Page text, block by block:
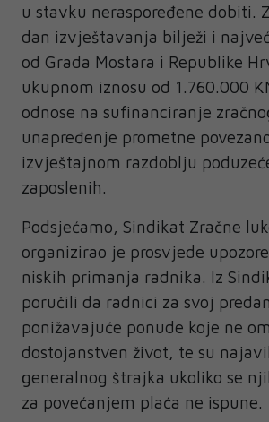
u stavku neraspoređene dobiti.
dan izvještavanja bilježi i
od Grada Mostara i Republike
ukupnom iznosu od 1.760.000
odnose na sufinanciranje
unapređenje prometne
izvještajnom razdoblju
zaposlenih.
Podsjećamo, Sindikat Zračne
organizirao je prosvjede
niskih primanja radnika. Iz
poručili da radnici za svoj
ponižavajuće ponude koje ne
dostojanstven život, te su
generalnog štrajka ukoliko se
za povećanjem plaća ne ispune.